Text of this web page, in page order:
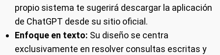
propio sistema te sugerirá descargar la aplicación
de ChatGPT desde su sitio oficial.
Enfoque en texto: Su diseño se centra
exclusivamente en resolver consultas escritas y